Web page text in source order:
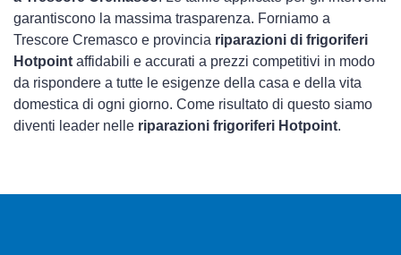
garantiscono la massima trasparenza. Forniamo a
Trescore Cremasco e provincia riparazioni di frigoriferi
Hotpoint affidabili e accurati a prezzi competitivi in modo
da rispondere a tutte le esigenze della casa e della vita
domestica di ogni giorno. Come risultato di questo siamo
diventi leader nelle riparazioni frigoriferi Hotpoint.